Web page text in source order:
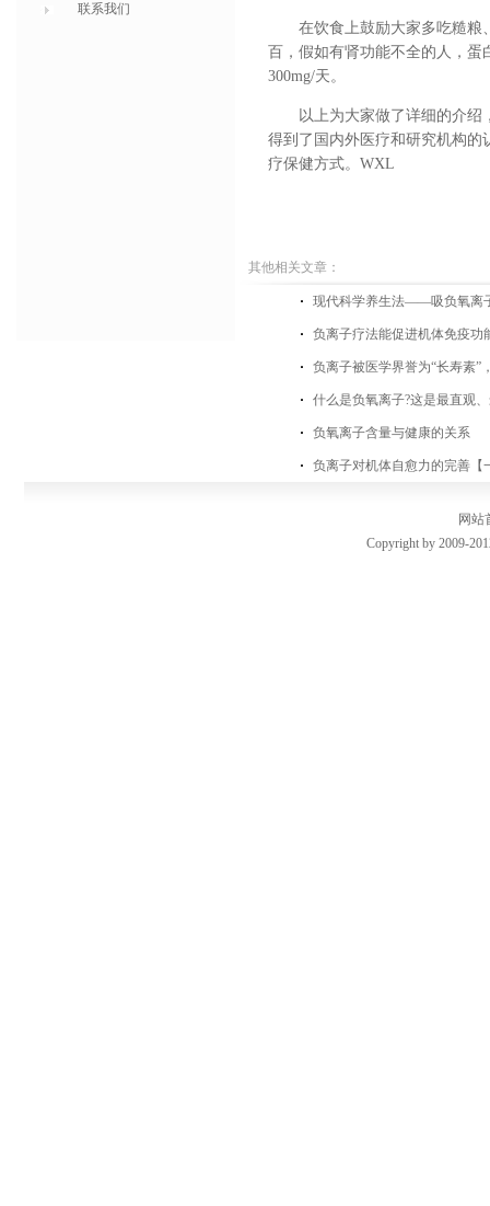
联系我们
在饮食上鼓励大家多吃糙粮
百，假如有肾功能不全的人，
300mg/天。
以上为大家做了详细的介
得到了国内外医疗和研究机构的
疗保健方式。WXL
其他相关文章：
现代科学养生法——吸负氧离
负离子疗法能促进机体免疫功
负离子被医学界誉为“长寿素”
什么是负氧离子?这是最直观
负氧离子含量与健康的关系
负离子对机体自愈力的完善【
网站
Copyright by 2009-